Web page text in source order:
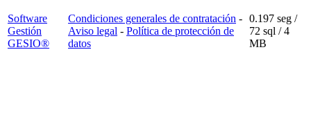
Software
Gestión
GESIO®
Condiciones generales de contratación -
Aviso legal - Política de protección de
datos
0.197 seg /
72 sql / 4
MB